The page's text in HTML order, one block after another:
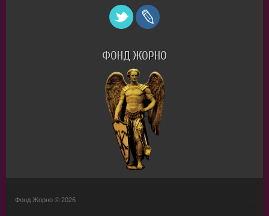
ФОНД ЖОРНО
Фонд Жорно © 2026